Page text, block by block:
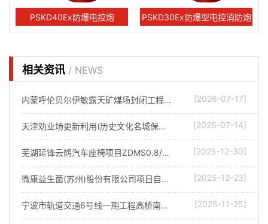
PSKD40Ex防爆电控炮 PSKD30Ex防爆型电控消防炮
相关资讯 / NEWS
内蒙呼伦贝尔伊敏露天矿煤场封闭工程项目防爆消防炮调试完成 [2026-07-17]
天津劝业场更新利用(历史文化名城保护)项目消防水炮调试完成 [2026-07-14]
芜湖延锋云鹤汽车座椅项目ZDMS0.8/30S-YX55自动消防炮调试完成 [2025-12-30]
微康益生菌(苏州)股份有限公司项目自动消防水炮调试完成 [2025-12-23]
宁波市轨道交通6号线一期工程高桥南车辆段自动消防炮调试完成 [2025-11-25]